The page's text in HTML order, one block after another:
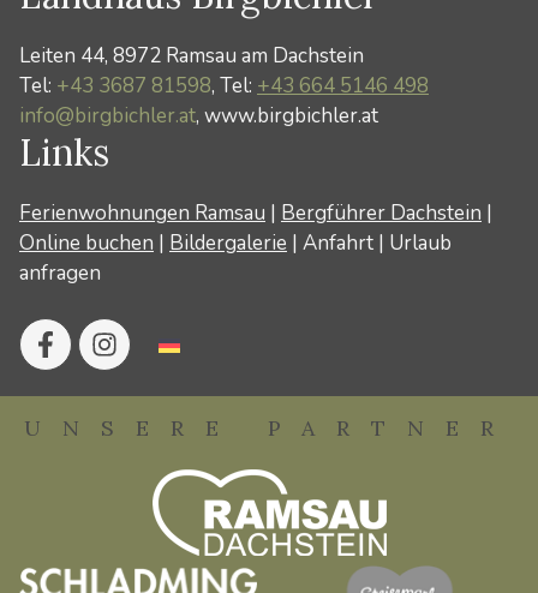
Leiten 44, 8972 Ramsau am Dachstein
Tel: +43 3687 81598, Tel: +43 664 5146 498
info@birgbichler.at, www.birgbichler.at
Links
Ferienwohnungen Ramsau | Bergführer Dachstein |
Online buchen | Bildergalerie | Anfahrt | Urlaub
anfragen
UNSERE PARTNER